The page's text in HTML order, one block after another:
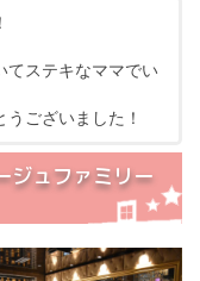
てステキなママでい
ございました！
ジュファミリー